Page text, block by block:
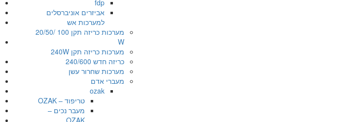
fdp
אביזרים אוניברסלים
למערכות אש
מערכות כריזה תקן 100 /20/50
W
מערכות כריזה תקן 240W
כריזה חדש 240/600
מערכות שחרור עשן
מעברי אדם
ozak
טריפוד – OZAK
מעבר נכים –
OZAK